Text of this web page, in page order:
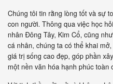
Chúng tôi tin rằng lòng tốt và sự
con người. Thông qua việc học
nhân Đông Tây, Kim Cổ, cũng
cá nhân, chúng ta có thể khai
giá trị sống cao đẹp, góp phần
một nền văn hóa hạnh phúc toàn